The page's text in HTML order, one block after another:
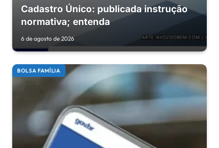
Cadastro Único: publicada instrução
normativa; entenda
6 de agosto de 2026
BOLSA FAMÍLIA